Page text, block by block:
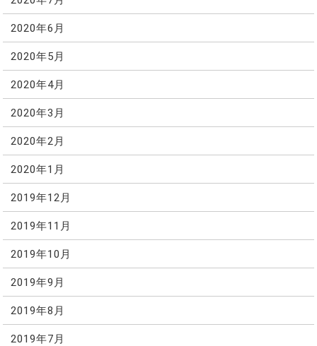
2020年6月
2020年5月
2020年4月
2020年3月
2020年2月
2020年1月
2019年12月
2019年11月
2019年10月
2019年9月
2019年8月
2019年7月